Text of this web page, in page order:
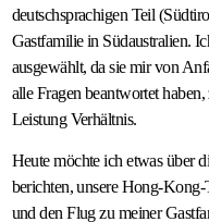
deutschsprachigen Teil
Gastfamilie in Südaustralien.
ausgewählt, da sie mir von
alle Fragen beantwortet
Leistung Verhältnis.
Heute möchte ich etwas über
berichten, unsere Hong-
und den Flug zu meiner